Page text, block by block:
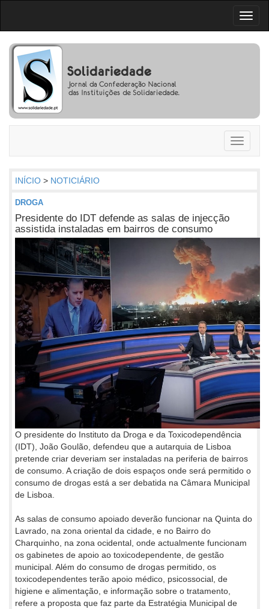
Toggle
INÍCIO > NOTICIÁRIO
DROGA
Presidente do IDT defende as salas de injecção
assistida instaladas em bairros de consumo
O presidente do Instituto da Droga e da Toxicodependência
(IDT), João Goulão, defendeu que a autarquia de Lisboa
pretende criar deveriam ser instaladas na periferia de bairros
de consumo. A criação de dois espaços onde será permitido o
consumo de drogas está a ser debatida na Câmara Municipal
de Lisboa.
As salas de consumo apoiado deverão funcionar na Quinta do
Lavrado, na zona oriental da cidade, e no Bairro do
Charquinho, na zona ocidental, onde actualmente funcionam
os gabinetes de apoio ao toxicodependente, de gestão
municipal. Além do consumo de drogas permitido, os
toxicodependentes terão apoio médico, psicossocial, de
higiene e alimentação, e informação sobre o tratamento,
refere a proposta que faz parte da Estratégia Municipal de